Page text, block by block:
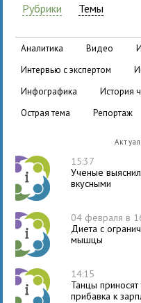
Рубрики Темы
аналитика видео
интервью с экспертом
инфографика
история
острая тема
репортаж
15:37
Ученые
вкусными
04 февраля в
Диета с
мышцы
14:15
Танцы
прибавка к